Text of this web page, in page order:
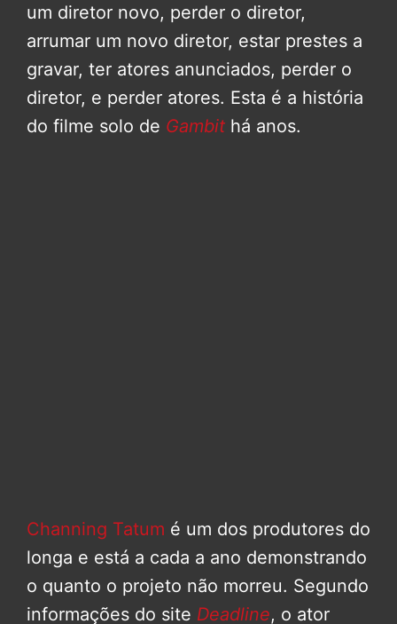
um diretor novo, perder o diretor,
arrumar um novo diretor, estar prestes a
gravar, ter atores anunciados, perder o
diretor, e perder atores. Esta é a história
do filme solo de Gambit há anos.
Channing Tatum é um dos produtores do
longa e está a cada a ano demonstrando
o quanto o projeto não morreu. Segundo
informações do site Deadline, o ator